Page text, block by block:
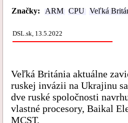
Značky: ARM CPU Veľká
DSL.sk, 13.5.2022
Veľká Británia aktuálne
ruskej invázii na Ukrajinu
dve ruské spoločnosti
vlastné procesory, Baikal
MCST.